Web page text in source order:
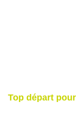
Top départ